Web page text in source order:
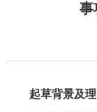
事
起草背景及